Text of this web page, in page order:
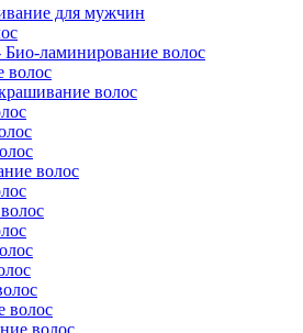
для мужчин
Био-ламинирование волос
волос
волос
волос
волос
волос